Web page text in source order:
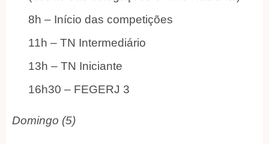
8h – Início das competições
11h – TN Intermediário
13h – TN Iniciante
16h30 – FEGERJ 3
Domingo (5)